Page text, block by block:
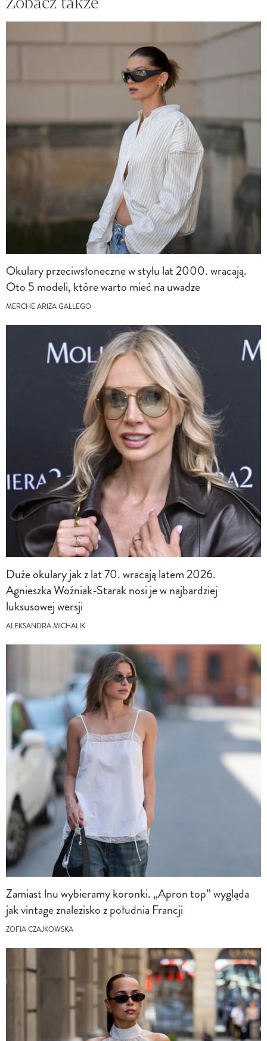
Okulary przeciwsłoneczne w stylu lat 2000. wracają.
Oto 5 modeli, które warto mieć na uwadze
MERCHE ARIZA GALLEGO
Duże okulary jak z lat 70. wracają latem 2026.
Agnieszka Woźniak-Starak nosi je w najbardziej
luksusowej wersji
ALEKSANDRA MICHALIK
Zamiast lnu wybieramy koronki. „Apron top” wygląda
jak vintage znalezisko z południa Francji
ZOFIA CZAJKOWSKA